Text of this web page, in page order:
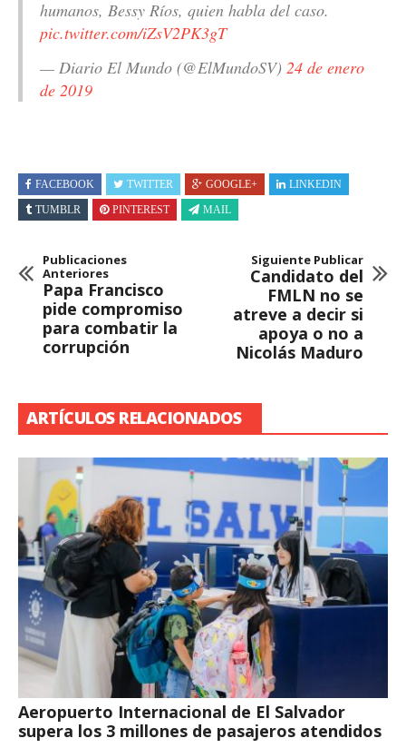
humanos, Bessy Ríos, quien habla del caso.
pic.twitter.com/iZsV2PK3gT
— Diario El Mundo (@ElMundoSV) 24 de enero
de 2019
FACEBOOK TWITTER GOOGLE+
LINKEDIN
TUMBLR
PINTEREST MAIL
Publicaciones
Anteriores
Papa Francisco
pide compromiso
para combatir la
corrupción
Siguiente Publicar
Candidato del
FMLN no se
atreve a decir si
apoya o no a
Nicolás Maduro
ARTÍCULOS RELACIONADOS
Aeropuerto Internacional de El Salvador
supera los 3 millones de pasajeros atendidos